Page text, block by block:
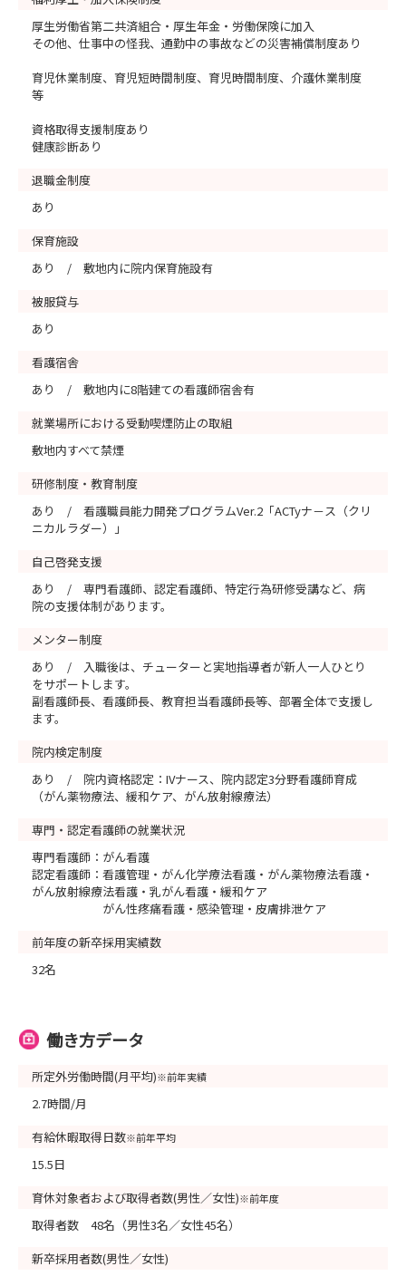
厚生労働省第二共済組合・厚生年金・労働保険に加入
その他、仕事中の怪我、通勤中の事故などの災害補償制度あり
育児休業制度、育児短時間制度、育児時間制度、介護休業制度
等
資格取得支援制度あり
健康診断あり
退職金制度
あり
保育施設
あり / 敷地内に院内保育施設有
被服貸与
あり
看護宿舎
あり / 敷地内に8階建ての看護師宿舎有
就業場所における受動喫煙防止の取組
敷地内すべて禁煙
研修制度・教育制度
あり / 看護職員能力開発プログラムVer.2「ACTyナ－ス（クリ
ニカルラダー）」
自己啓発支援
あり / 専門看護師、認定看護師、特定行為研修受講など、病
院の支援体制があります。
メンター制度
あり / 入職後は、チューターと実地指導者が新人一人ひとり
をサポートします。
副看護師長、看護師長、教育担当看護師長等、部署全体で支援し
ます。
院内検定制度
あり / 院内資格認定：IVナース、院内認定3分野看護師育成
（がん薬物療法、緩和ケア、がん放射線療法）
専門・認定看護師の就業状況
専門看護師：がん看護
認定看護師：看護管理・がん化学療法看護・がん薬物療法看護・
がん放射線療法看護・乳がん看護・緩和ケア
がん性疼痛看護・感染管理・皮膚排泄ケア
前年度の新卒採用実績数
32名
働き方データ
所定外労働時間(月平均)※前年実績
2.7時間/月
有給休暇取得日数※前年平均
15.5日
育休対象者および取得者数(男性／女性)※前年度
取得者数 48名（男性3名／女性45名）
新卒採用者数(男性／女性)